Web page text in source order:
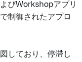
びWorkshopアプリ
制御されたアプロ
しており、停滞し